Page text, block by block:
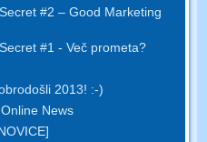
#2 – Good Marketing
#1 - Več prometa?
2013! :-)
News